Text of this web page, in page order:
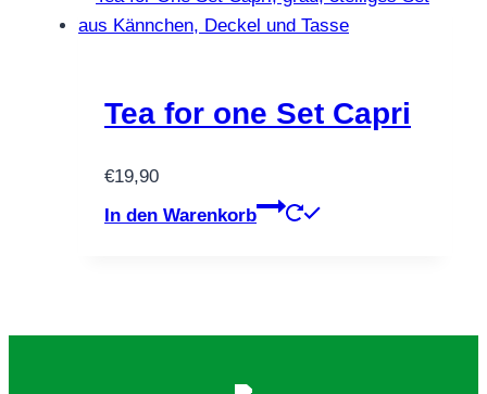
Tea for one Set Capri
€19,90
In den Warenkorb